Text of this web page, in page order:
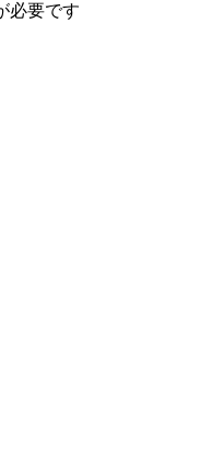
必要です